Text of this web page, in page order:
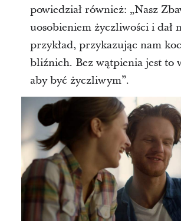
powiedział również: „Nasz
uosobieniem życzliwości i dał
przykład, przykazując nam
bliźnich. Bez wątpienia jest to
aby być życzliwym”.